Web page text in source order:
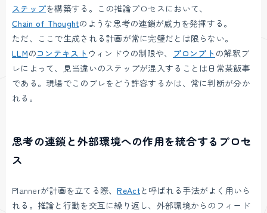
ステップを構築する。この推論プロセスにおいて、
Chain of Thoughtのような思考の連鎖が威力を発揮する。
ただ、ここで生成される計画が常に完璧だとは限らない。
LLMのコンテキスト ウィンドウの制限や、 プロンプト の解釈ブ
レによって、見当違いのステップが混入することは日常茶飯事
である。現場でこのブレをどう許容するかは、常に判断が分か
れる。
思考の連鎖と外部環境への作用を統合するプロセ
ス
Plannerが計画を立てる際、ReActと呼ばれる手法がよく用いら
れる。推論と行動を交互に繰り返し、外部環境からのフィード